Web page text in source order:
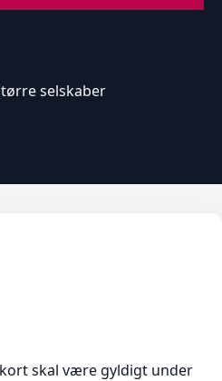
selskaber
skal være gyldigt under